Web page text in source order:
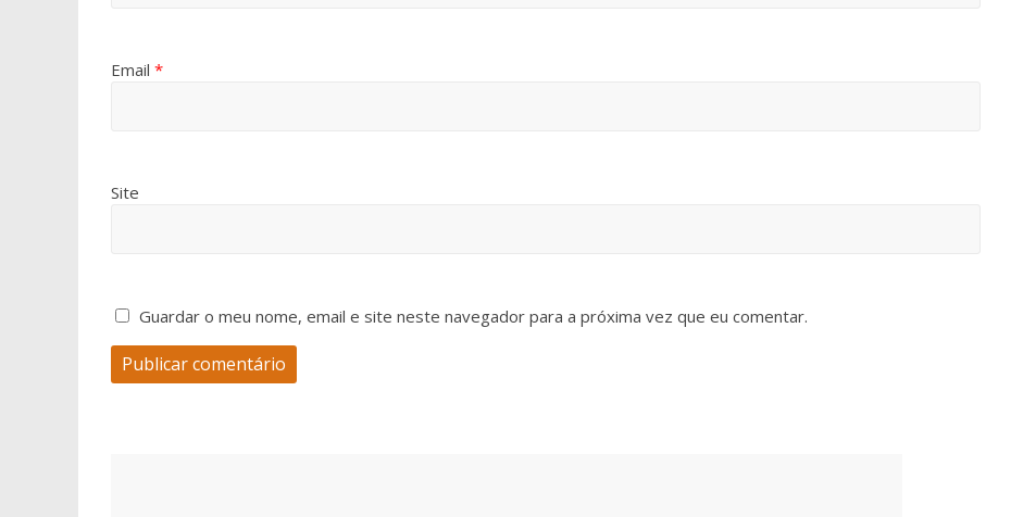
Email *
Site
Guardar o meu nome, email e site neste navegador para a próxima vez que eu comentar.